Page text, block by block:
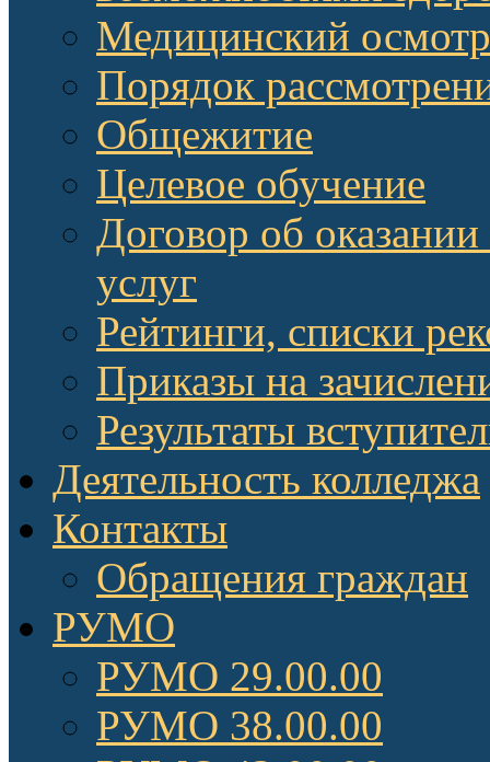
Медицинский осмотр
Порядок
Общежитие
Целевое обучение
Договор об
услуг
Рейтинги, списки
Приказы на
Результаты
Деятельность колледжа
Контакты
Обращения граждан
РУМО
РУМО 29.00.00
РУМО 38.00.00